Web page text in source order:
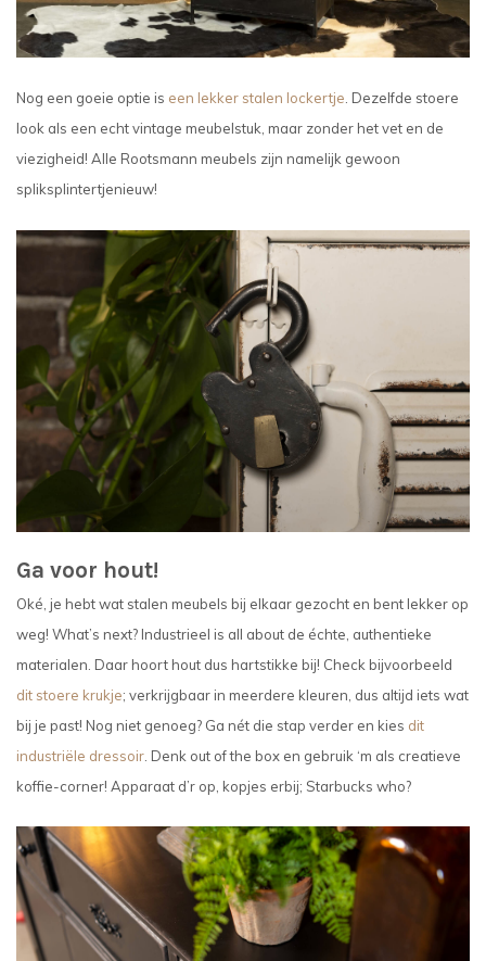
Nog een goeie optie is een lekker stalen lockertje . Dezelfde stoere
look als een echt vintage meubelstuk, maar zonder het vet en de
viezigheid! Alle Rootsmann meubels zijn namelijk gewoon
spliksplintertjenieuw!
Ga voor hout!
Oké, je hebt wat stalen meubels bij elkaar gezocht en bent lekker op
weg! What’s next? Industrieel is all about de échte, authentieke
materialen. Daar hoort hout dus hartstikke bij! Check bijvoorbeeld
dit stoere krukje; verkrijgbaar in meerdere kleuren, dus altijd iets wat
bij je past! Nog niet genoeg? Ga nét die stap verder en kies dit
industriële dressoir . Denk out of the box en gebruik ‘m als creatieve
koffie-corner! Apparaat d’r op, kopjes erbij; Starbucks who?